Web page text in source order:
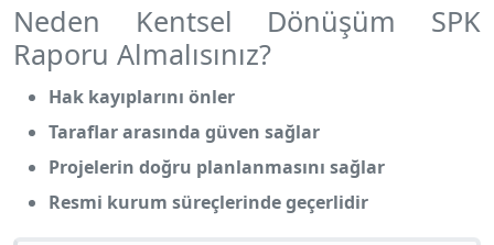
Neden Kentsel Dönüşüm SPK
Raporu Almalısınız?
Hak kayıplarını önler
Taraflar arasında güven sağlar
Projelerin doğru planlanmasını sağlar
Resmi kurum süreçlerinde geçerlidir